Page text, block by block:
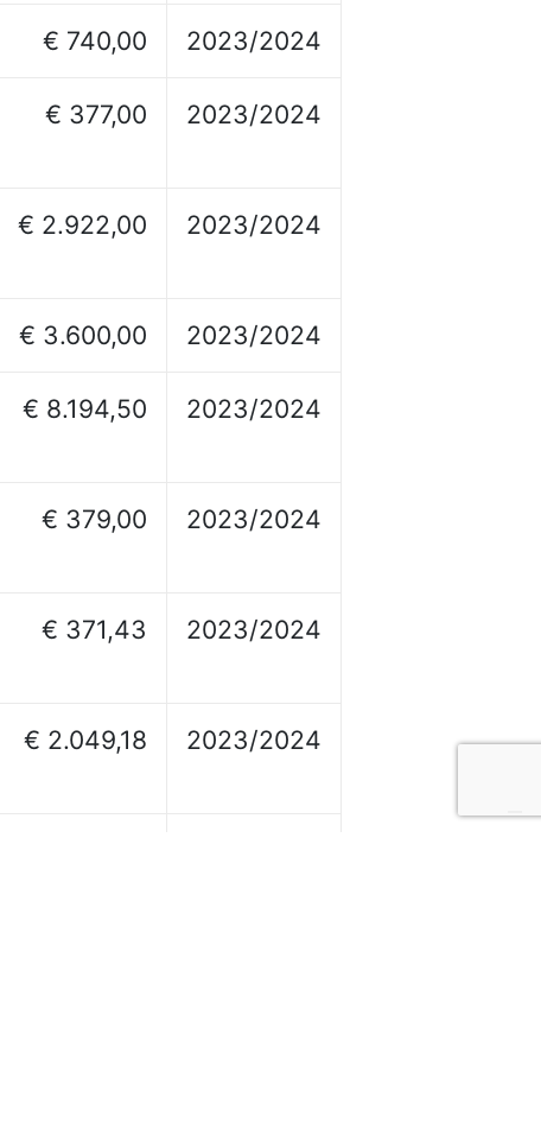
€ 740,00 2023/2024
€ 377,00 2023/2024
€ 2.922,00 2023/2024
€ 3.600,00 2023/2024
€ 8.194,50 2023/2024
€ 379,00 2023/2024
€ 371,43 2023/2024
€ 2.049,18 2023/2024